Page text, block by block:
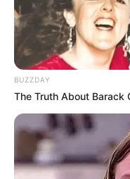
Penulis:resti | 12 April
pandemi seperti sekarang
masa karantina yang
penyebaran virus corona.
Akibatnya, orang-orang
BUZZDAY
The Truth About Barack